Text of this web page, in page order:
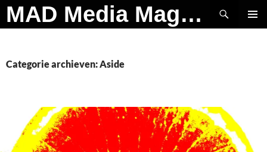
Ga
naar
MAD Media Magazine
Zoeken
Categorie archieven: Aside